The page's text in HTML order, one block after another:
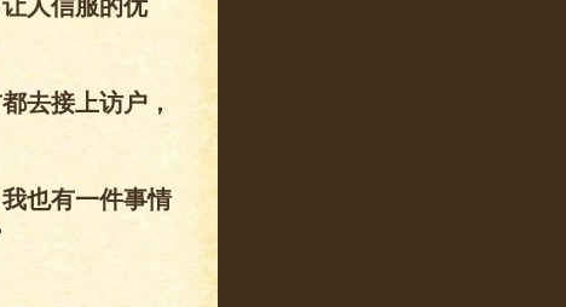
人信服的优
去接上访户，
也有一件事情